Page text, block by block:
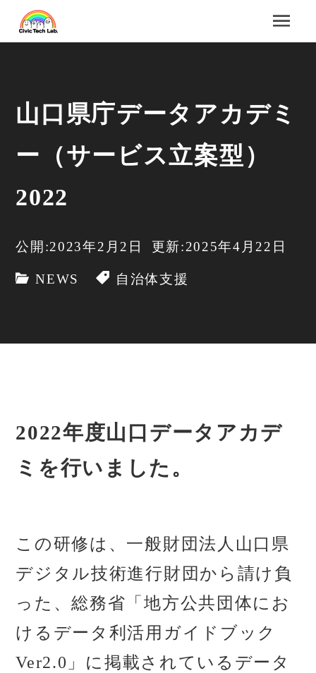
山口県庁データアカデミ
ー（サービス立案型）
2022
公開:2023年2月2日 更新:2025年4月22日
NEWS 自治体支援
2022年度山口データアカデ
ミを行いました。
この研修は、一般財団法人山口県
デジタル技術進行財団から請け負
った、総務省「地方公共団体にお
けるデータ利活用ガイドブック
Ver2.0」に掲載されているデータ